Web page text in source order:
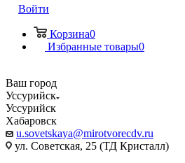
Войти
Корзина0
Избранные товары0
Ваш город
Уссурийск
Уссурийск
Хабаровск
u.sovetskaya@mirotvorecdv.ru
ул. Советская, 25 (ТД Кристалл)